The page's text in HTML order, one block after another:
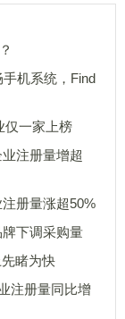
机系统，Find
仅一家上榜
注册量增超
册量涨超50%
下调采购量
睹为快
注册量同比增